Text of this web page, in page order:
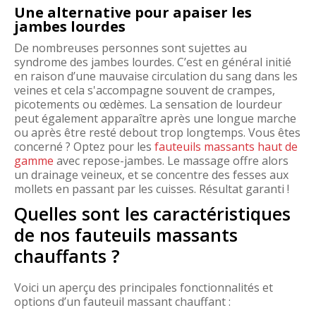
Une alternative pour apaiser les
jambes lourdes
De nombreuses personnes sont sujettes au
syndrome des jambes lourdes. C’est en général initié
en raison d’une mauvaise circulation du sang dans les
veines et cela s'accompagne souvent de crampes,
picotements ou œdèmes. La sensation de lourdeur
peut également apparaître après une longue marche
ou après être resté debout trop longtemps. Vous êtes
concerné ? Optez pour les fauteuils massants haut de
gamme avec repose-jambes. Le massage offre alors
un drainage veineux, et se concentre des fesses aux
mollets en passant par les cuisses. Résultat garanti !
Quelles sont les caractéristiques
de nos fauteuils massants
chauffants ?
Voici un aperçu des principales fonctionnalités et
options d’un fauteuil massant chauffant :